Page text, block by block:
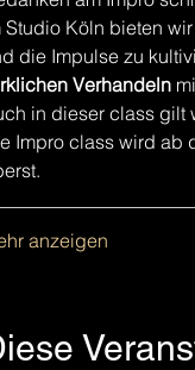
Studio Köln bieten
die Impulse zu
Verhandeln
in dieser class gilt
Impro class wird ab
anzeigen